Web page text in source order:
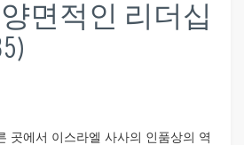
면적인 리더십
곳에서 이스라엘 사사의 인품상의 역